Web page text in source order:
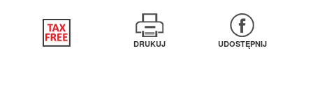
DRUKUJ UDOSTĘPNIJ